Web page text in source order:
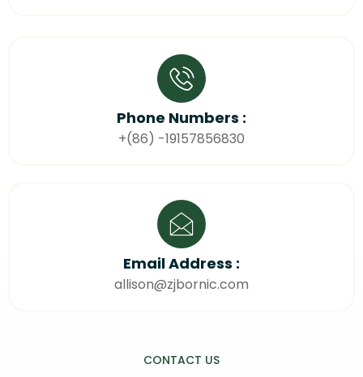
Phone Numbers :
+(86) -19157856830
Email Address :
allison@zjbornic.com
CONTACT US